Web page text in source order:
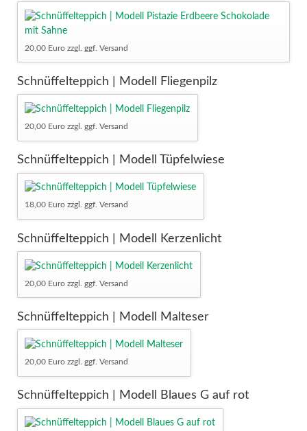
20,00 Euro zzgl. ggf. Versand
Schnüffelteppich | Modell Fliegenpilz
20,00 Euro zzgl. ggf. Versand
Schnüffelteppich | Modell Tüpfelwiese
18,00 Euro zzgl. ggf. Versand
Schnüffelteppich | Modell Kerzenlicht
20,00 Euro zzgl. ggf. Versand
Schnüffelteppich | Modell Malteser
20,00 Euro zzgl. ggf. Versand
Schnüffelteppich | Modell Blaues G auf rot